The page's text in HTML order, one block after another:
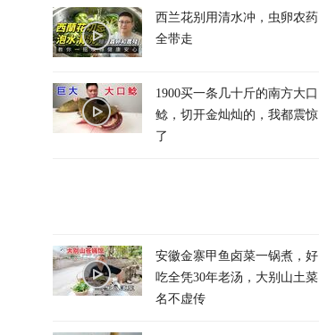
西兰花别用清水冲，虫卵农药
全带走
1900买一条几十斤的南方大口
鲶，切开金灿灿的，我都震惊
了
安徽金寨甲鱼卤菜一锅煮，好
吃全凭30年老汤，大别山土菜
名不虚传